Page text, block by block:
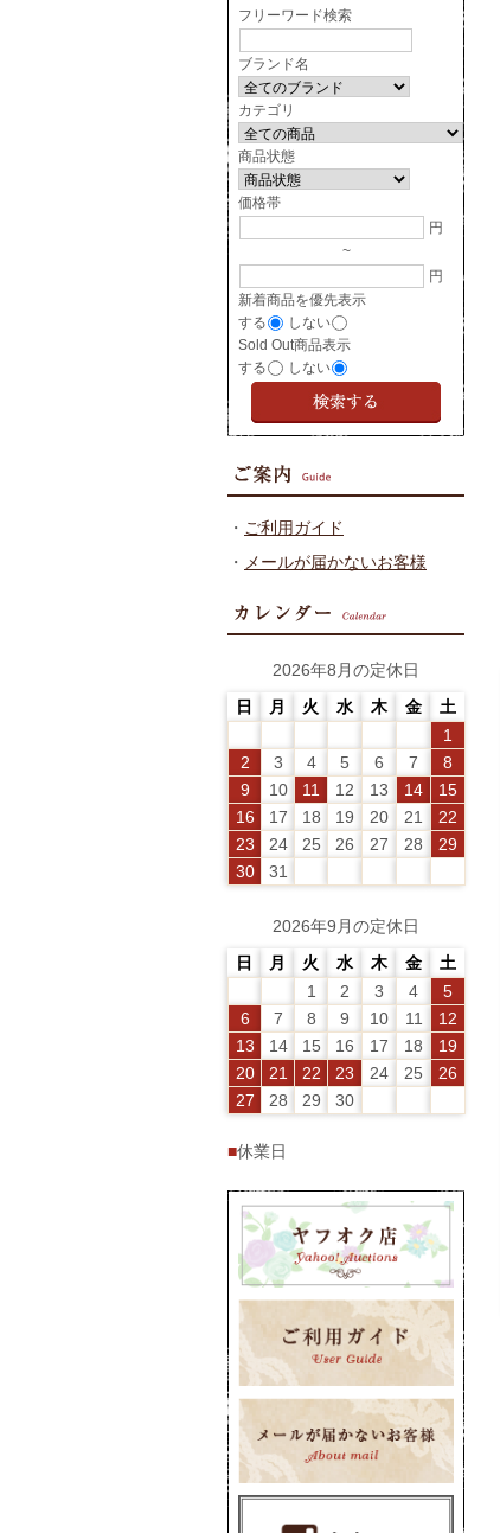
フリーワード検索
ブランド名
カテゴリ
商品状態
価格帯
円
~
円
新着商品を優先表示
する
しない
Sold Out商品表示
する
しない
・ ご利用ガイド
・ メールが届かないお客様
2026年8月の定休日
日
月 火 水 木 金
土
1
2
3 4 5 6 7
8
9
10 11 12 13 14
15
16
17 18 19 20 21
22
23
24 25 26 27 28
29
30
31
2026年9月の定休日
日
月 火 水 木 金
土
1
2 3 4
5
6
7 8 9 10 11
12
13
14 15 16 17 18
19
20
21 22 23 24 25
26
27
28 29 30
■休業日